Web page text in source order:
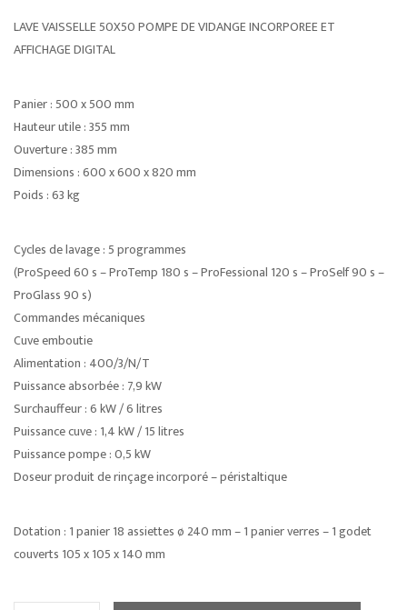
LAVE VAISSELLE 50X50 POMPE DE VIDANGE INCORPOREE ET
AFFICHAGE DIGITAL
Panier : 500 x 500 mm
Hauteur utile : 355 mm
Ouverture : 385 mm
Dimensions : 600 x 600 x 820 mm
Poids : 63 kg
Cycles de lavage : 5 programmes
(ProSpeed 60 s – ProTemp 180 s – ProFessional 120 s – ProSelf 90 s –
ProGlass 90 s)
Commandes mécaniques
Cuve emboutie
Alimentation : 400/3/N/T
Puissance absorbée : 7,9 kW
Surchauffeur : 6 kW / 6 litres
Puissance cuve : 1,4 kW / 15 litres
Puissance pompe : 0,5 kW
Doseur produit de rinçage incorporé – péristaltique
Dotation : 1 panier 18 assiettes ø 240 mm – 1 panier verres – 1 godet
couverts 105 x 105 x 140 mm